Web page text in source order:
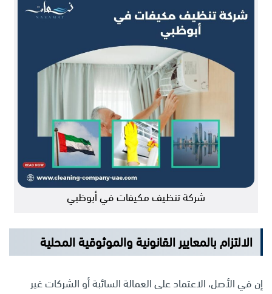
شركة تنظيف مكيفات في أبوظبي
الالتزام بالمعايير القانونية والموثوقية المحلية
إن في الأصل، الاعتماد على العمالة السائبة أو الشركات غير